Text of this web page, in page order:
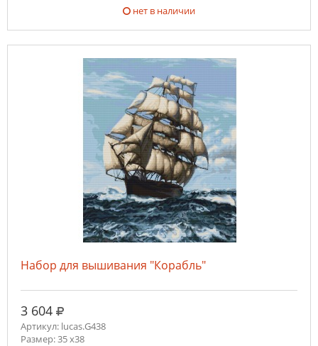
нет в наличии
Набор для вышивания "Корабль"
3 604 руб.
Артикул: lucas.G438
Размер: 35 x38